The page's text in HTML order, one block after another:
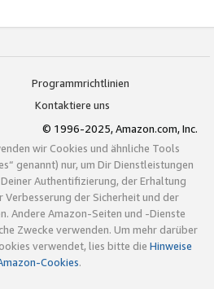
Programmrichtlinien
Kontaktiere uns
© 1996-2025, Amazon.com, Inc.
wir Cookies und ähnliche Tools
genannt) nur, um Dir Dienstleistungen
Authentifizierung, der Erhaltung
Verbesserung der Sicherheit und der
Andere Amazon-Seiten und -Dienste
Zwecke verwenden. Um mehr darüber
verwendet, lies bitte die Hinweise
Cookies.